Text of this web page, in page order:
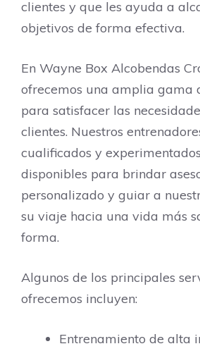
clientes y que les ayuda a
objetivos de forma efectiva.
En Wayne Box Alcobendas
ofrecemos una amplia gama
para satisfacer las
clientes. Nuestros
cualificados y
disponibles para brindar
personalizado y guiar a
su viaje hacia una vida más
forma.
Algunos de los principales
ofrecemos incluyen:
Entrenamiento de alta